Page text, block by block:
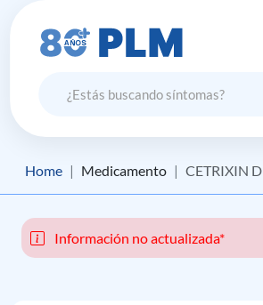
Home Medicamento CETRIXIN D
Información no actualizada*